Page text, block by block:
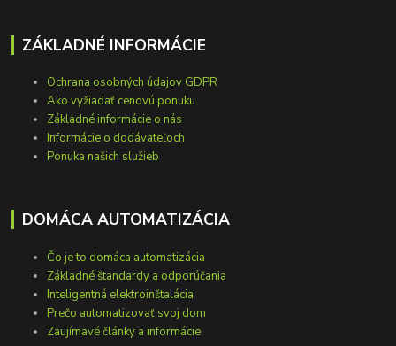
ZÁKLADNÉ INFORMÁCIE
Ochrana osobných údajov GDPR
Ako vyžiadať cenovú ponuku
Základné informácie o nás
Informácie o dodávateľoch
Ponuka našich služieb
DOMÁCA AUTOMATIZÁCIA
Čo je to domáca automatizácia
Základné štandardy a odporúčania
Inteligentná elektroinštalácia
Prečo automatizovať svoj dom
Zaujímavé články a informácie